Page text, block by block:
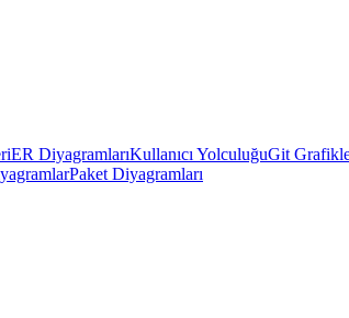
ER DiyagramlarıKullanıcı YolculuğuGit
Paket Diyagramları